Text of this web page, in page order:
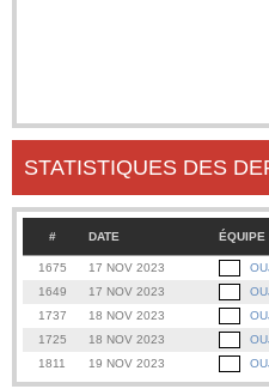
STATISTIQUES DES
# DATE ÉQUIPE
1675 17 NOV 2023
1649
17 NOV 2023
1737
18 NOV 2023
1725
18 NOV 2023
1811
19 NOV 2023